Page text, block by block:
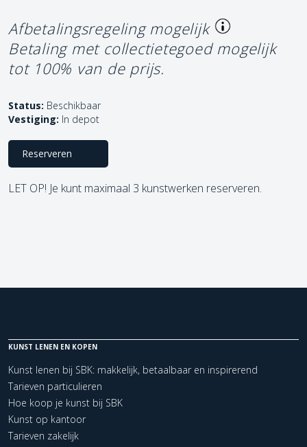
Afbetalingsregeling mogelijk
Betaling met collectietegoed mogelijk
tot 100% van de prijs.
Status: Beschikbaar
Vestiging: In depot
Reserveren
LET OP! Je kunt maximaal 3 kunstwerken reserveren.
KUNST LENEN EN KOPEN
Kunst lenen bij SBK: makkelijk, betaalbaar en inspirerend
Tarieven particulieren
Hoe koop je kunst bij SBK
Kunst op kantoor
Tarieven zakelijk